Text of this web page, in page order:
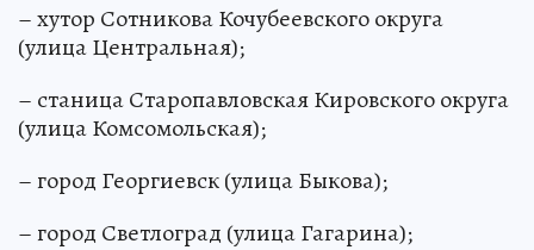
– хутор Сотникова Кочубеевского округа
(улица Центральная);
– станица Старопавловская Кировского округа
(улица Комсомольская);
– город Георгиевск (улица Быкова);
– город Светлоград (улица Гагарина);